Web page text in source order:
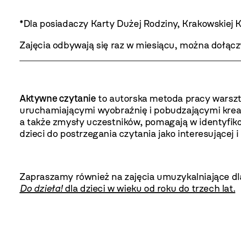
*Dla posiadaczy Karty Dużej Rodziny, Krakowskiej
Zajęcia odbywają się raz w miesiącu, można
Aktywne czytanie to autorska metoda pracy
uruchamiającymi wyobraźnię i pobudzającymi
a także zmysły uczestników, pomagają w
dzieci do postrzegania czytania jako interesującej
Zapraszamy również na zajęcia umuzykalniające
Do dzieła!dla dzieci w wieku od roku do trzech lat.